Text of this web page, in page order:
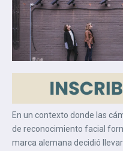
En un contexto donde las
de reconocimiento facial
marca alemana decidió